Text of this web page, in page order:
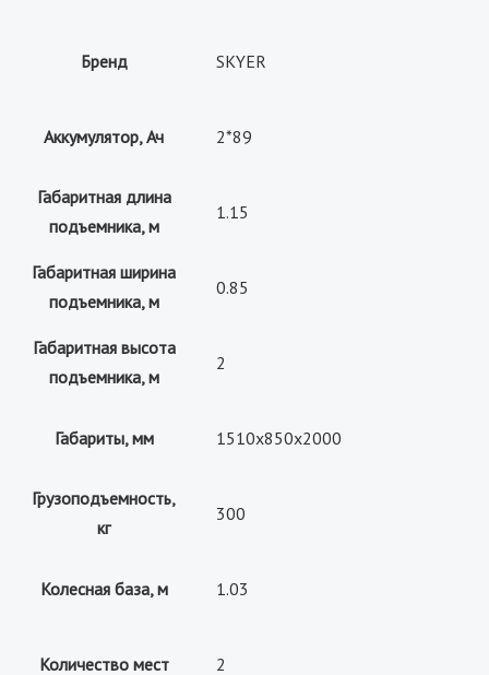
Бренд SKYER
Аккумулятор, Ач 2*89
Габаритная длина
подъемника, м
1.15
Габаритная ширина
подъемника, м
0.85
Габаритная высота
подъемника, м
2
Габариты, мм 1510х850х2000
Грузоподъемность,
кг
300
Колесная база, м 1.03
Количество мест 2